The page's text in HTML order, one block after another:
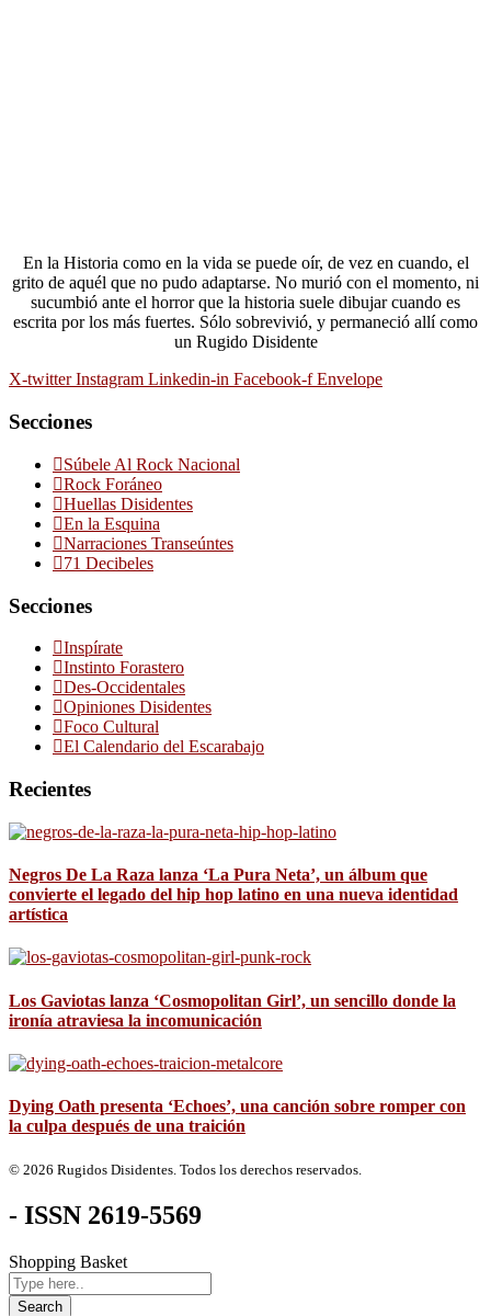
En la Historia como en la vida se puede oír, de vez en cuando, el
grito de aquél que no pudo adaptarse. No murió con el momento, ni
sucumbió ante el horror que la historia suele dibujar cuando es
escrita por los más fuertes. Sólo sobrevivió, y permaneció allí como
un Rugido Disidente
X-twitter Instagram Linkedin-in Facebook-f Envelope
Secciones
Súbele Al Rock Nacional
Rock Foráneo
Huellas Disidentes
En la Esquina
Narraciones Transeúntes
71 Decibeles
Secciones
Inspírate
Instinto Forastero
Des-Occidentales
Opiniones Disidentes
Foco Cultural
El Calendario del Escarabajo
Recientes
Negros De La Raza lanza ‘La Pura Neta’, un álbum que
convierte el legado del hip hop latino en una nueva identidad
artística
Los Gaviotas lanza ‘Cosmopolitan Girl’, un sencillo donde la
ironía atraviesa la incomunicación
Dying Oath presenta ‘Echoes’, una canción sobre romper con
la culpa después de una traición
© 2026 Rugidos Disidentes. Todos los derechos reservados.
- ISSN 2619-5569
Shopping Basket